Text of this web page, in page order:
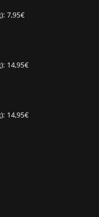
7,95€
14,95€
14,95€